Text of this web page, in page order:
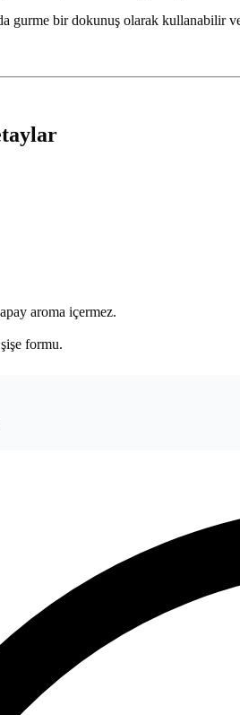
gurme bir dokunuş olarak kullanabilir
aroma içermez.
şişe formu.